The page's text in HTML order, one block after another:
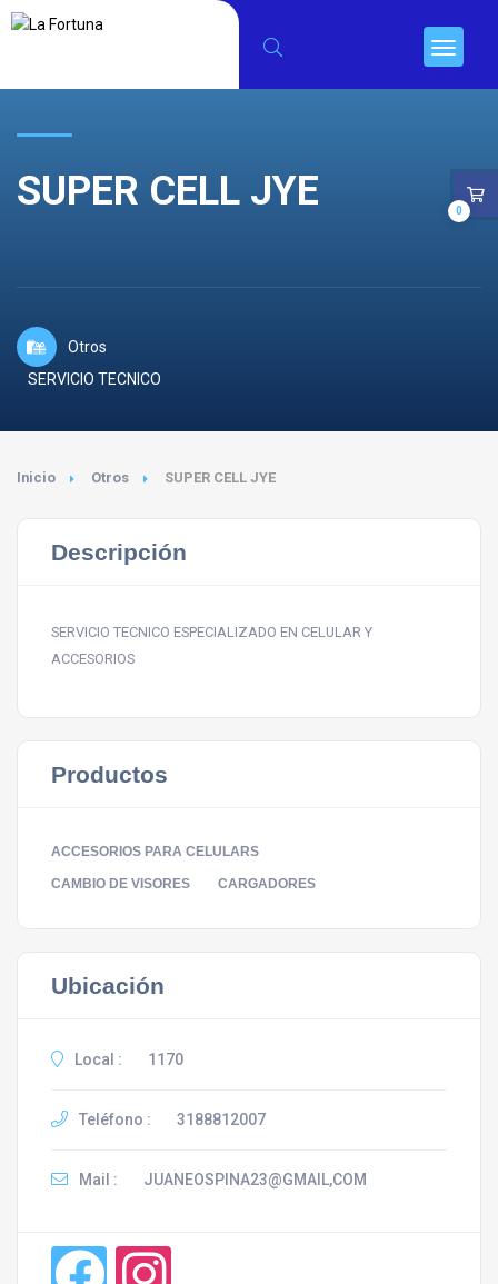
SUPER CELL JYE
Otros
SERVICIO TECNICO
Inicio Otros SUPER CELL JYE
Descripción
SERVICIO TECNICO ESPECIALIZADO EN CELULAR Y
ACCESORIOS
Productos
ACCESORIOS PARA CELULARS
CAMBIO DE VISORES CARGADORES
Ubicación
Local : 1170
Teléfono : 3188812007
Mail : JUANEOSPINA23@GMAIL,COM
0